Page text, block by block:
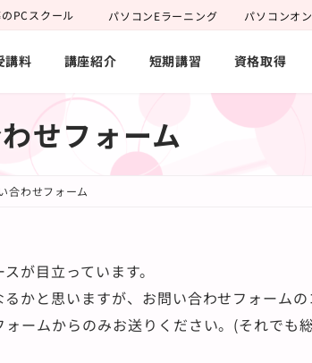
PCスクール パソコンEラーニング パソコンオ
講料 講座紹介 短期講習 資格取得
せフォーム
合わせフォーム
が目立っています。
かと思いますが、お問い合わせフォームの
ームからのみお送りください。(それでも